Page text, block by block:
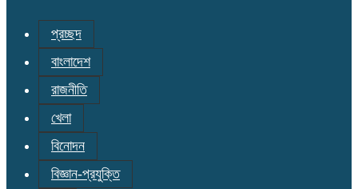
প্রচ্ছদ
বাংলাদেশ
রাজনীতি
খেলা
বিনোদন
বিজ্ঞান-প্রযুক্তি